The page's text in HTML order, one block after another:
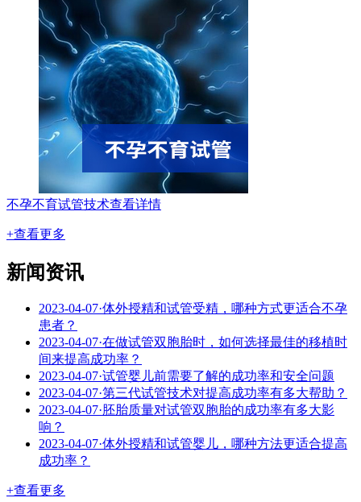
不孕不育试管技术查看详情
+查看更多
新闻资讯
2023-04-07·体外授精和试管受精，哪种方式更适合不孕
患者？
2023-04-07·在做试管双胞胎时，如何选择最佳的移植时
间来提高成功率？
2023-04-07·试管婴儿前需要了解的成功率和安全问题
2023-04-07·第三代试管技术对提高成功率有多大帮助？
2023-04-07·胚胎质量对试管双胞胎的成功率有多大影
响？
2023-04-07·体外授精和试管婴儿，哪种方法更适合提高
成功率？
+查看更多